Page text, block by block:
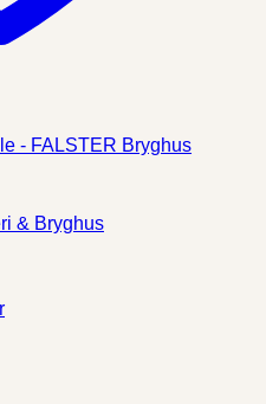
& Bryghus